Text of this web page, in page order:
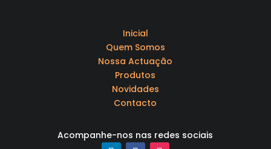
Inicial
Quem Somos
Nossa Actuação
Produtos
Novidades
Contacto
Acompanhe-nos nas redes sociais